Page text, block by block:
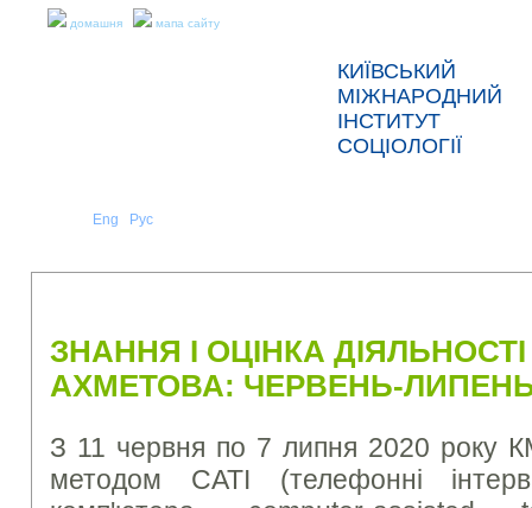
домашня мапа сайту
КИЇВСЬКИЙ
МІЖНАРОДНИЙ
ІНСТИТУТ
СОЦІОЛОГІЇ
Eng Рус
ЗНАННЯ І ОЦІНКА
АХМЕТОВА: ЧЕРВЕНЬ-ЛИПЕНЬ
З 11 червня по 7 липня 2020 року
методом CATI (телефонні